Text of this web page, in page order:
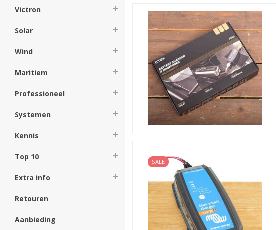
Victron
Solar
Wind
Maritiem
Professioneel
Systemen
Kennis
Top 10
Extra info
Retouren
Aanbieding
SALE